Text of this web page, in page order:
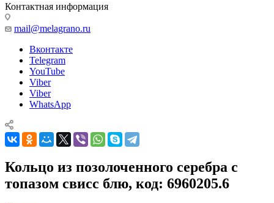
Контактная информация
mail@melagrano.ru
Вконтакте
Telegram
YouTube
Viber
Viber
WhatsApp
Кольцо из позолоченного серебра с
топазом свисс блю, код: 6960205.6